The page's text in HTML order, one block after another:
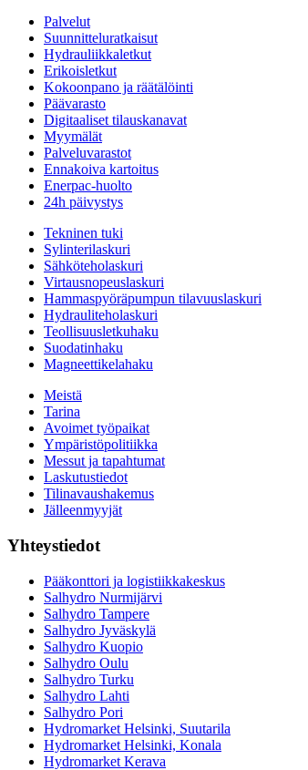
Palvelut
Suunnitteluratkaisut
Hydrauliikkaletkut
Erikoisletkut
Kokoonpano ja räätälöinti
Päävarasto
Digitaaliset tilauskanavat
Myymälät
Palveluvarastot
Ennakoiva kartoitus
Enerpac-huolto
24h päivystys
Tekninen tuki
Sylinterilaskuri
Sähköteholaskuri
Virtausnopeuslaskuri
Hammaspyöräpumpun tilavuuslaskuri
Hydrauliteholaskuri
Teollisuusletkuhaku
Suodatinhaku
Magneettikelahaku
Meistä
Tarina
Avoimet työpaikat
Ympäristöpolitiikka
Messut ja tapahtumat
Laskutustiedot
Tilinavaushakemus
Jälleenmyyjät
Yhteystiedot
Pääkonttori ja logistiikkakeskus
Salhydro Nurmijärvi
Salhydro Tampere
Salhydro Jyväskylä
Salhydro Kuopio
Salhydro Oulu
Salhydro Turku
Salhydro Lahti
Salhydro Pori
Hydromarket Helsinki, Suutarila
Hydromarket Helsinki, Konala
Hydromarket Kerava